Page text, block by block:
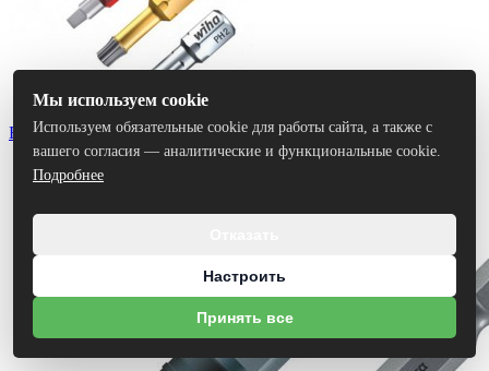
Биты
Мы используем cookie
Используем обязательные cookie для работы сайта, а также с
вашего согласия — аналитические и функциональные cookie.
Подробнее
Настроить
Принять все